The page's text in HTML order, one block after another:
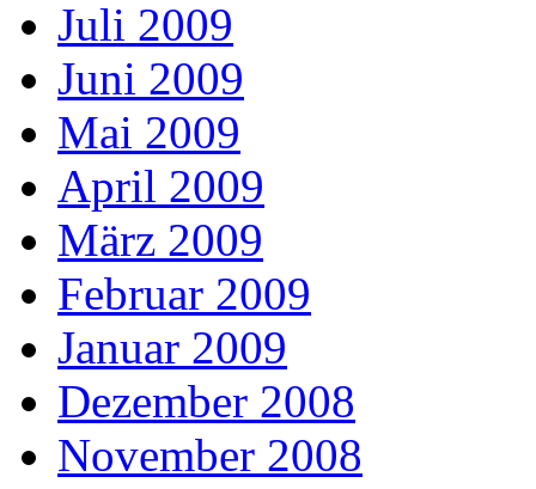
Juli 2009
Juni 2009
Mai 2009
April 2009
März 2009
Februar 2009
Januar 2009
Dezember 2008
November 2008